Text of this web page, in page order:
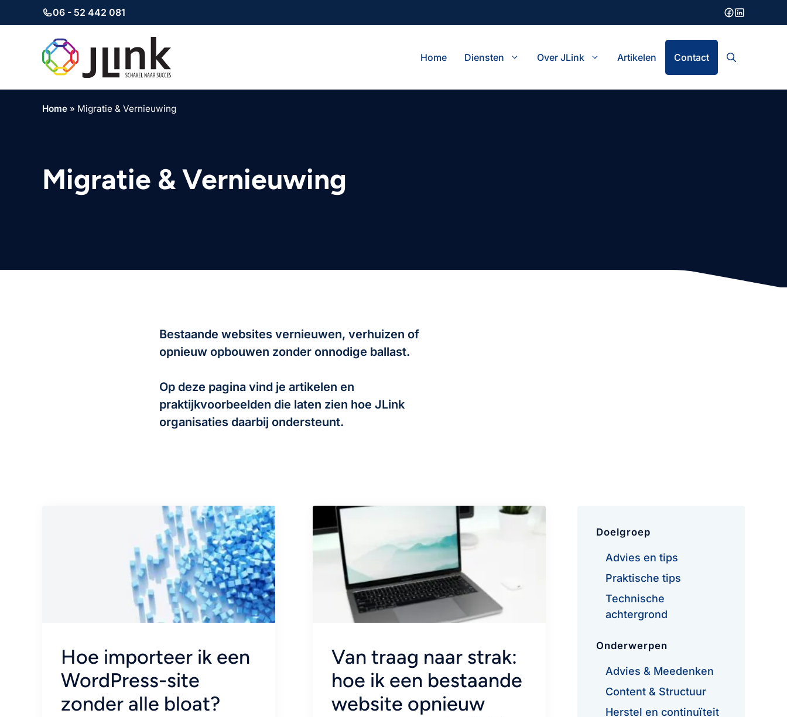
06 - 52 442 081
Home Diensten Over JLink Artikelen Contact
Home » Migratie & Vernieuwing
Migratie & Vernieuwing
Bestaande websites vernieuwen, verhuizen of
opnieuw opbouwen zonder onnodige ballast.
Op deze pagina vind je artikelen en
praktijkvoorbeelden die laten zien hoe JLink
organisaties daarbij ondersteunt.
Hoe importeer ik een
WordPress-site
zonder alle bloat?
Van traag naar strak:
hoe ik een bestaande
website opnieuw
Doelgroep
Advies en tips
Praktische tips
Technische
achtergrond
Onderwerpen
Advies & Meedenken
Content & Structuur
Herstel en continuïteit